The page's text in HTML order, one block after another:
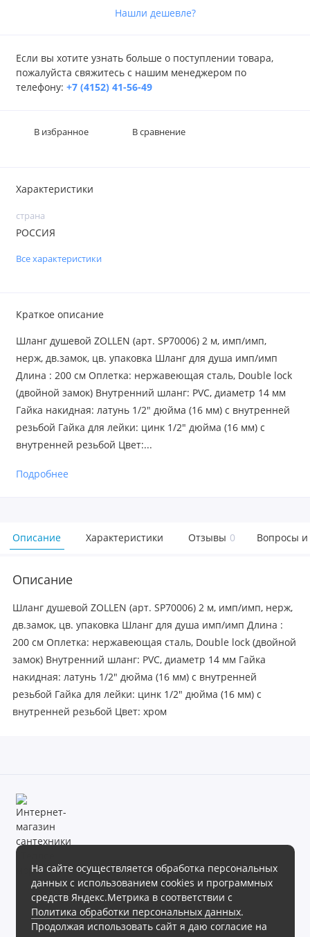
Нашли дешевле?
Если вы хотите узнать больше о поступлении товара,
пожалуйста свяжитесь с нашим менеджером по
телефону: +7 (4152) 41-56-49
В избранное В сравнение
Характеристики
страна
РОССИЯ
Все характеристики
Краткое описание
Шланг душевой ZOLLEN (арт. SP70006) 2 м, имп/имп,
нерж, дв.замок, цв. упаковка Шланг для душа имп/имп
Длина : 200 см Оплетка: нержавеющая сталь, Double lock
(двойной замок) Внутренний шланг: PVC, диаметр 14 мм
Гайка накидная: латунь 1/2" дюйма (16 мм) с внутренней
резьбой Гайка для лейки: цинк 1/2" дюйма (16 мм) с
внутренней резьбой Цвет:...
Подробнее
Описание Характеристики Отзывы 0 Вопросы и
Описание
Шланг душевой ZOLLEN (арт. SP70006) 2 м, имп/имп, нерж,
дв.замок, цв. упаковка Шланг для душа имп/имп Длина :
200 см Оплетка: нержавеющая сталь, Double lock (двойной
замок) Внутренний шланг: PVC, диаметр 14 мм Гайка
накидная: латунь 1/2" дюйма (16 мм) с внутренней
резьбой Гайка для лейки: цинк 1/2" дюйма (16 мм) с
внутренней резьбой Цвет: хром
На сайте осуществляется обработка персональных
данных с использованием cookies и программных
средств Яндекс.Метрика в соответствии с
Политика обработки персональных данных.
Продолжая использовать сайт я даю согласие на
Магазин сантехники «Теплое море» готов предложить своим
клиентам обширный ассортимент продукции в различных
ценовых диапазонах.